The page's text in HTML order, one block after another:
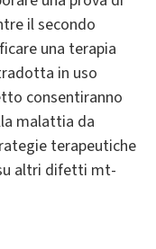
il secondo
una terapia
in uso
consentiranno
malattia da
terapeutiche
altri difetti mt-